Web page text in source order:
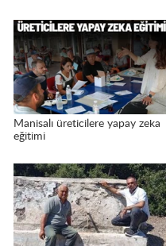
Manisalı üreticilere yapay zeka
eğitimi